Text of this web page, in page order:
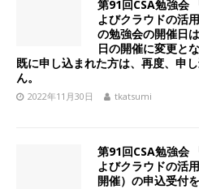
第91回CSA勉強会
よびクラウドの活
の勉強会の開催日
日の開催に変更と
既に申し込まれた方は、再度、申
ん。
2022年11月30日 tkatsumi
第91回CSA勉強会
よびクラウドの活
開催）の申込受付